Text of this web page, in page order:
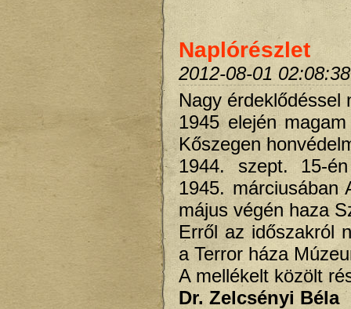
Naplórészlet
2012-08-01 02:08:38
Nagy
1945 elején
Kőszegen
1944. szept. 15-
1945. márciusában
május végén haza
Erről az időszakról
a Terror háza
A mellékelt közölt
Dr. Zelcsényi Béla